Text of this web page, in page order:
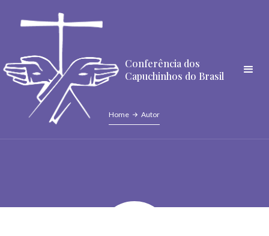
Conferência dos
Capuchinhos do Brasil
Home Autor